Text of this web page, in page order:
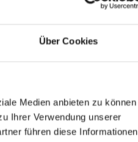
Über Cookies
Medien anbieten zu können
Ihrer Verwendung unserer
führen diese Informationen
begrüßen zu dürfen!